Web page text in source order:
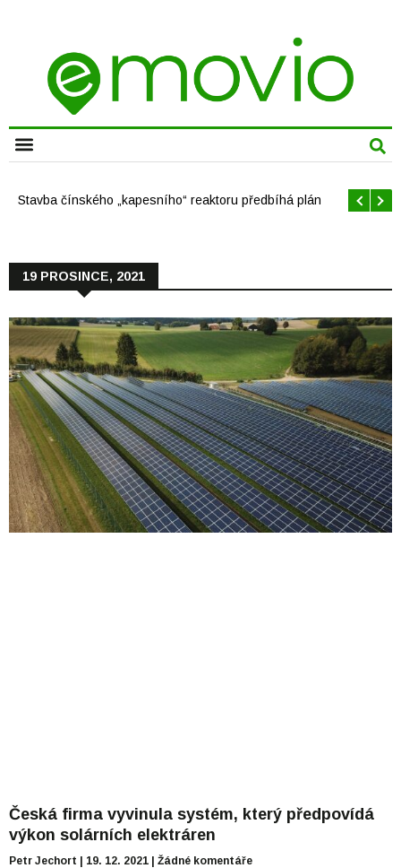
Stavba čínského „kapesního“ reaktoru předbíhá plán
19 PROSINCE, 2021
Česká firma vyvinula systém, který předpovídá
výkon solárních elektráren
Petr Jechort 19. 12. 2021 Žádné komentáře